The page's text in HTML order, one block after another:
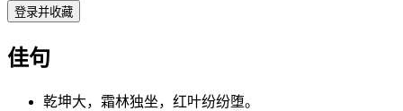
登录并收藏
佳句
乾坤大，霜林独坐，红叶纷纷堕。